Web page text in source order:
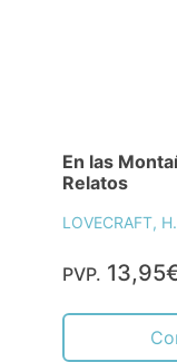
En las
Relatos
LOVECRAFT,
PVP.